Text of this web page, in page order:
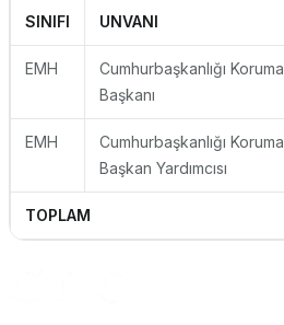
SINIFI UNVANI
EMH
Cumhurbaşkanlığı Koruma
Başkanı
EMH
Cumhurbaşkanlığı Koruma
Başkan Yardımcısı
TOPLAM